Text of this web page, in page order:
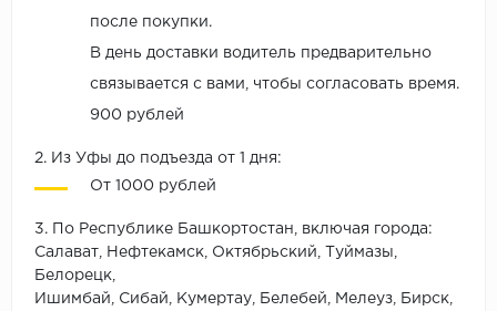
после покупки.
В день доставки водитель предварительно
связывается с вами, чтобы согласовать время.
900 рублей
2. Из Уфы до подъезда от 1 дня:
От 1000 рублей
3. По Республике Башкортостан, включая города:
Салават, Нефтекамск, Октябрьский, Туймазы,
Белорецк,
Ишимбай, Сибай, Кумертау, Белебей, Мелеуз, Бирск,